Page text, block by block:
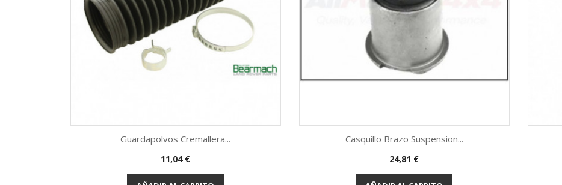
Vista rápida
Guardapolvos Cremallera...
Precio
11,04 € Vista rápida
Casquillo Brazo Suspension...
Precio
24,81 €